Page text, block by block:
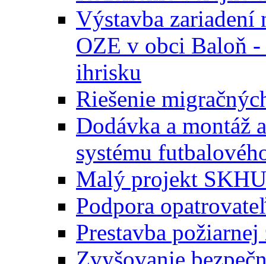
Výstavba
OZE v obci Baloň
ihrisku
Riešenie
Dodávka a montáž
systému
Malý projekt
Podpora
Prestavba
Zvyšovanie